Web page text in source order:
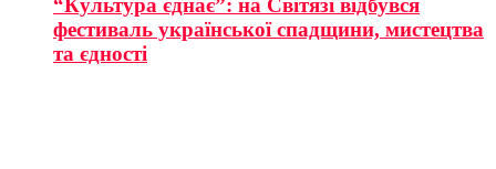
“Культура єднає”: на Світязі відбувся
фестиваль української спадщини, мистецтва
та єдності